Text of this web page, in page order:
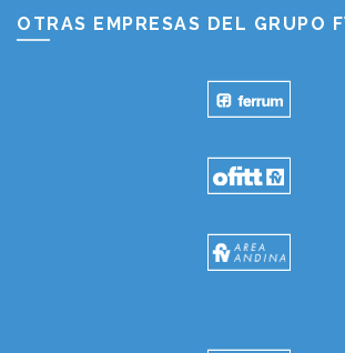
OTRAS EMPRESAS DEL GRUPO